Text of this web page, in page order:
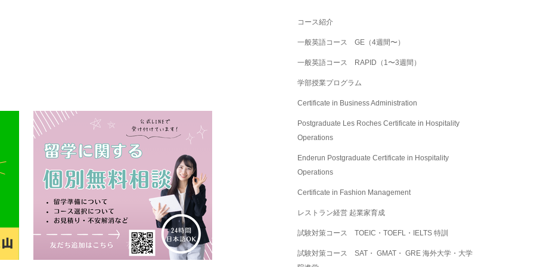
コース紹介
一般英語コース GE（4週間〜）
一般英語コース RAPID（1〜3週間）
学部授業プログラム
Certificate in Business Administration
Postgraduate Les Roches Certificate in Hospitality
Operations
Enderun Postgraduate Certificate in Hospitality
Operations
Certificate in Fashion Management
レストラン経営 起業家育成
試験対策コース TOEIC・TOEFL・IELTS 特訓
試験対策コース SAT・ GMAT・ GRE 海外大学・大学